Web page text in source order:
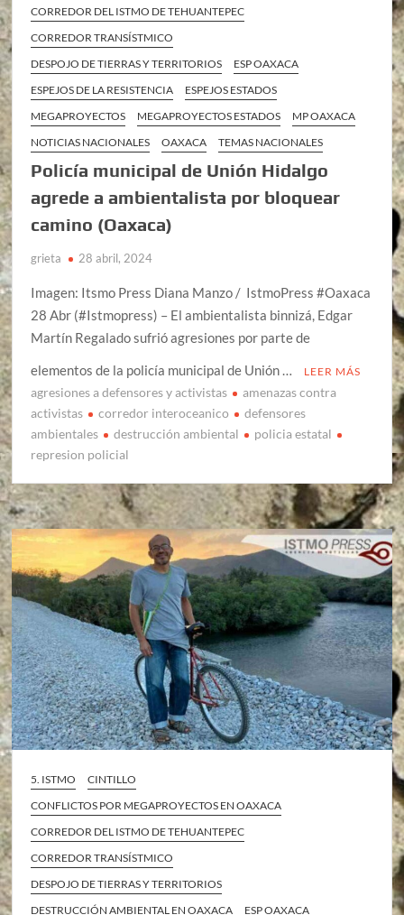
CORREDOR DEL ISTMO DE TEHUANTEPEC
CORREDOR TRANSÍSTMICO
DESPOJO DE TIERRAS Y TERRITORIOS
ESP OAXACA
ESPEJOS DE LA RESISTENCIA
ESPEJOS ESTADOS
MEGAPROYECTOS
MEGAPROYECTOS ESTADOS
MP OAXACA
NOTICIAS NACIONALES
OAXACA TEMAS NACIONALES
Policía municipal de Unión Hidalgo
agrede a ambientalista por bloquear
camino (Oaxaca)
grieta 28 abril, 2024
Imagen: Itsmo Press Diana Manzo / IstmoPress #Oaxaca
28 Abr (#Istmopress) – El ambientalista binnizá, Edgar
Martín Regalado sufrió agresiones por parte de
elementos de la policía municipal de Unión …
LEER MÁS
agresiones a defensores y activistas
amenazas contra
activistas
corredor interoceanico
defensores
ambientales
destrucción ambiental
policia estatal
represion policial
5. ISTMO
CINTILLO
CONFLICTOS POR MEGAPROYECTOS EN OAXACA
CORREDOR DEL ISTMO DE TEHUANTEPEC
CORREDOR TRANSÍSTMICO
DESPOJO DE TIERRAS Y TERRITORIOS
DESTRUCCIÓN AMBIENTAL EN OAXACA
ESP OAXACA